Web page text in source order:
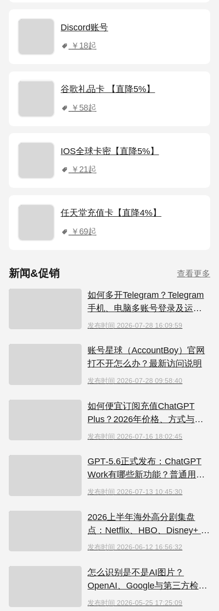
Discord账号
￥18起
谷歌礼品卡 【直降5%】
￥58起
IOS全球卡密【直降5%】
￥21起
任天堂充值卡【直降4%】
￥69起
新闻&促销 查看更多
如何多开Telegram？Telegram
手机、电脑多账号登录及运营
指南
发布时间 2026-07-28 16:09:59
账号星球（AccountBoy）官网
打不开怎么办？最新访问说明
发布时间 2026-07-28 09:58:40
如何便宜订阅充值ChatGPT
Plus？2026年价格、方式与避
坑指南
发布时间 2026-07-16 18:02:45
GPT‑5.6正式发布：ChatGPT
Work有哪些新功能？普通用户
值得升级吗
发布时间 2026-07-13 10:45:30
2026上半年海外高分剧集盘
点：Netflix、HBO、Disney+ 哪
些爆款必追？（附国内超划算
发布时间 2026-06-12 16:56:32
怎么识别是不是AI图片？
OpenAI、Google与第三方检测
工具对比
发布时间 2026-05-25 17:25:09